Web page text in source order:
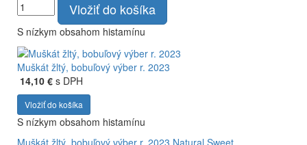
Vložiť do košíka
S nízkym obsahom histamínu
Muškát žltý, bobuľový výber r. 2023
14,10 € s DPH
Vložiť do košíka
S nízkym obsahom histamínu